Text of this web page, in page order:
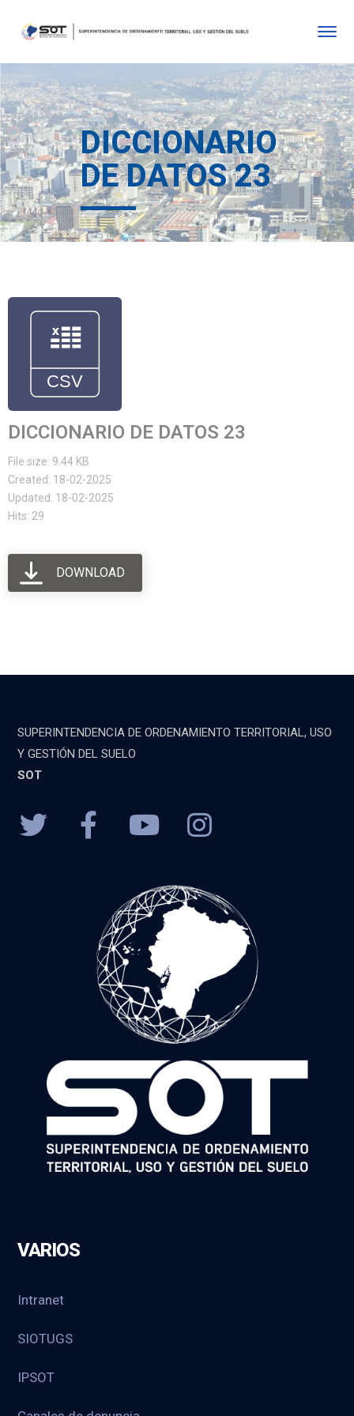
DICCIONARIO
DE DATOS 23
DICCIONARIO DE DATOS 23
File size: 9.44 KB
Created: 18-02-2025
Updated: 18-02-2025
Hits: 29
DOWNLOAD
SUPERINTENDENCIA DE ORDENAMIENTO TERRITORIAL, USO
Y GESTIÓN DEL SUELO
SOT
VARIOS
Intranet
SIOTUGS
IPSOT